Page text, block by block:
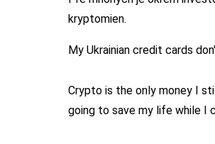
kryptomien.
My Ukrainian credit cards
Crypto is the only money I
going to save my life while I